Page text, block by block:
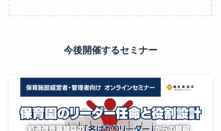
今後開催するセミナー